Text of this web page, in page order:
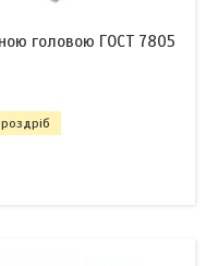
головою ГОСТ 7805